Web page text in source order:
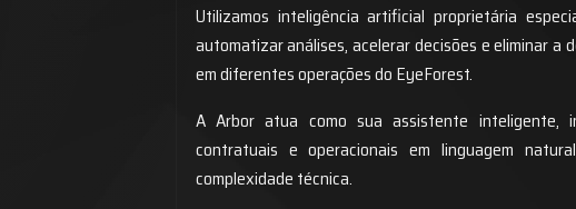
Utilizamos inteligência artificial proprietária
automatizar análises, acelerar decisões e eliminar a
em diferentes operações do EyeForest.
A Arbor atua como sua assistente inteligente,
contratuais e operacionais em linguagem
complexidade técnica.